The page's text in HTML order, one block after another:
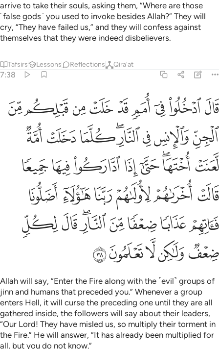
arrive to take their souls, asking them, “Where are those
˹false gods˺ you used to invoke besides Allah?” They will
cry, “They have failed us,” and they will confess against
themselves that they were indeed disbelievers.
Tafsirs Lessons Reflections Qira'at
7:38
قال ادخلوا في امم قد خلت من قبلكم من الجن والانس في النار كلما
قَالَ ٱدْخُلُوا۟ فِىٓ أُمَمٍۢ قَدْ خَلَتْ مِن قَبْلِكُم مِّنَ ٱلْجِنِّ وَٱلْإِنسِ فِى
ﱁﱂﱃﱄﱅﱆﱇﱈﱉ
ﱊﱋﱌﱍﱎﱏﱐﱑ
ﱒﱓﱔﱕﱖﱗﱘﱙ
ﱚﱛﱜﱝﱞﱟ
ﱠﱡﱢﱣﱤﱥﱦﱧ
ﱨﱩﱪﱫﱬ
Allah will say, “Enter the Fire along with the ˹evil˺ groups of
jinn and humans that preceded you.” Whenever a group
enters Hell, it will curse the preceding one until they are all
gathered inside, the followers will say about their leaders,
“Our Lord! They have misled us, so multiply their torment in
the Fire.” He will answer, “It has already been multiplied for
all, but you do not know.”